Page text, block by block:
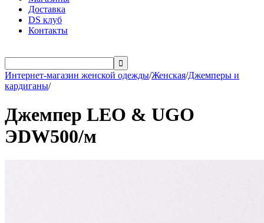
Доставка
DS клуб
Контакты

Интернет-магазин женской одежды/Женская/Джемперы и
кардиганы/
Джемпер LEO & UGO
ЭDW500/м